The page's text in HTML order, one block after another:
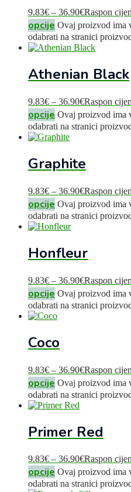
9.83€ – 36.90€Raspon
opcije Ovaj proizvod ima
odabrati na stranici
Athenian Black
9.83€ – 36.90€Raspon
opcije Ovaj proizvod ima
odabrati na stranici
Graphite
9.83€ – 36.90€Raspon
opcije Ovaj proizvod ima
odabrati na stranici
Honfleur
9.83€ – 36.90€Raspon
opcije Ovaj proizvod ima
odabrati na stranici
Coco
9.83€ – 36.90€Raspon
opcije Ovaj proizvod ima
odabrati na stranici
Primer Red
9.83€ – 36.90€Raspon
opcije Ovaj proizvod ima
odabrati na stranici